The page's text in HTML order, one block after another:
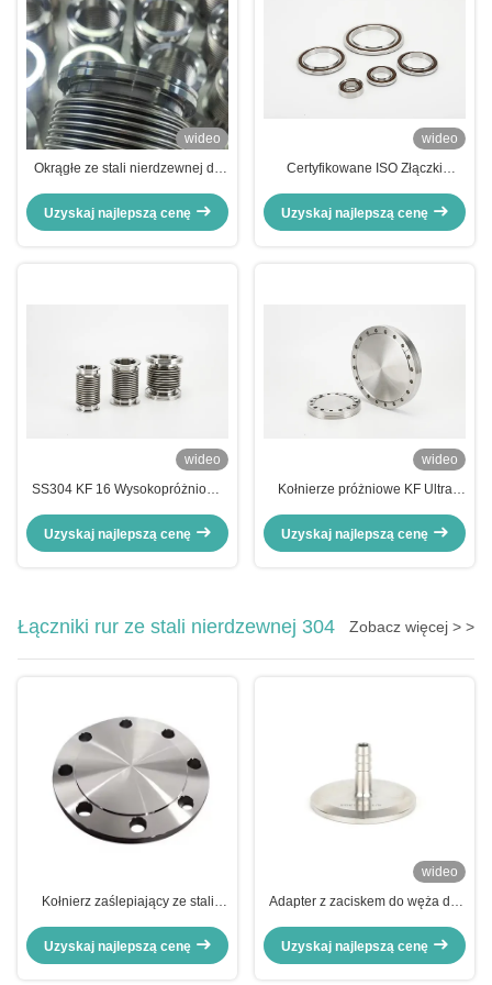
wideo
Okrągłe ze stali nierdzewnej do
dla idealnego połączenia
Uzyskaj najlepszą cenę
wideo
Certyfikowane ISO Złączki
Centrujący Uszczelnienie Ze Stali
Nierdzewnej
Uzyskaj najlepszą cenę
wideo
SS304 KF 16 Wysokopróżniowe
nierdzewna
Uzyskaj najlepszą cenę
wideo
Kołnierze próżniowe KF Ultra
Uzyskaj najlepszą cenę
Łączniki rur ze stali nierdzewnej 304 Zobacz więcej > >
Kołnierz zaślepiający ze stali
standardach ANSI DIN JIS ASME
Uzyskaj najlepszą cenę
wideo
Adapter z zaciskem do węża dla
z węża ze stali nierdzewnej
Uzyskaj najlepszą cenę